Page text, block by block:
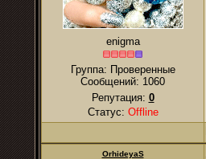
enigma
Группа: Проверенные
Сообщений: 1060
Репутация: 0
Статус: Offline
OrhideyaS